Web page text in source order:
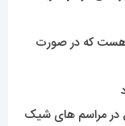
هست که در صورت
در مراسم های شیک